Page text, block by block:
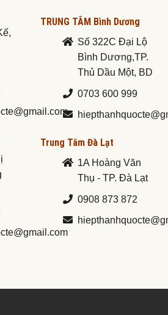
TRUNG TÂM Bình Dương
Số 322C Đại Lộ
Bình Dương,TP.
Thủ Dầu Một, BD
0703 600 999
Trung Tâm Đà Lạt
1A Hoàng Văn
Thụ - TP. Đà Lạt
0908 873 872